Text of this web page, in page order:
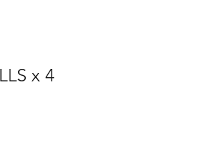
x 4